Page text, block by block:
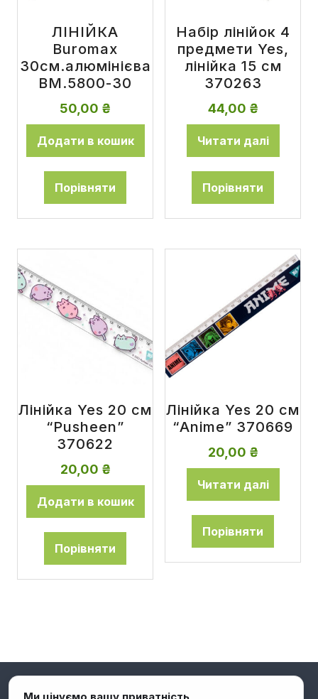
ЛІНІЙКА
Buromax
30см.алюмінієва
ВМ.5800-30
50,00 ₴
Додати в кошик
Порівняти
Набір лінійок 4
предмети Yes,
лінійка 15 см
370263
44,00 ₴
Читати далі
Порівняти
Лінійка Yes 20 см
“Pusheen”
370622
20,00 ₴
Додати в кошик
Порівняти
Лінійка Yes 20 см
“Anime” 370669
20,00 ₴
Читати далі
Порівняти